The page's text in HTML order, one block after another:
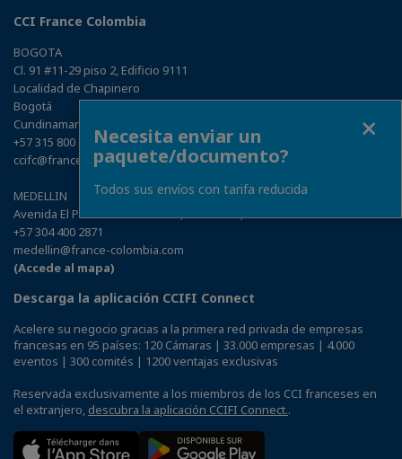
CCI France Colombia
BOGOTA
Cl. 91 #11-29 piso 2, Edificio 9111
Localidad de Chapinero
Bogotá
Cundinamarca
+57 315 800 6298
ccifc@france-colombia.com
MEDELLIN
Avenida El Poblado N° 5 A - 113, One Plaza, Oficina 504
+57 304 400 2871
medellin@france-colombia.com
(Accede al mapa)
Descarga la aplicación CCIFI Connect
Acelere su negocio gracias a la primera red privada de empresas
francesas en 95 países: 120 Cámaras | 33.000 empresas | 4.000
eventos | 300 comités | 1200 ventajas exclusivas
Reservada exclusivamente a los miembros de los CCI franceses en
el extranjero, descubra la aplicación CCIFI Connect..
Necesita enviar un
paquete/documento?
Todos sus envíos con tarifa reducida